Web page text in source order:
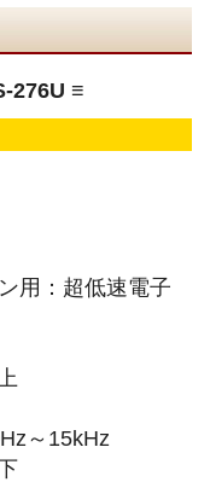
276U ≡
用：超低速電子
～15kHz